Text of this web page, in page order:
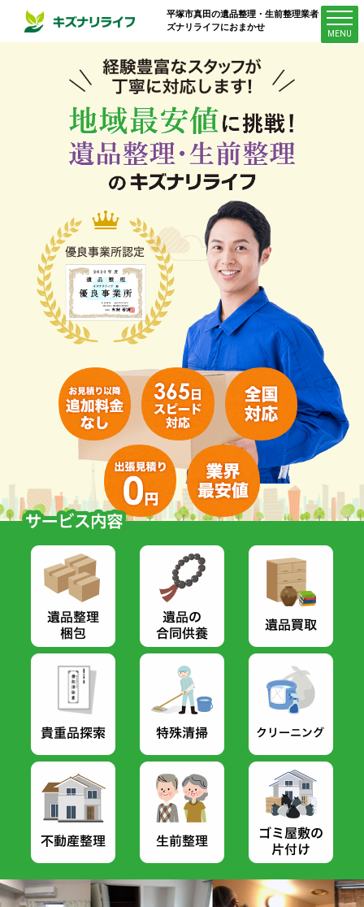
平塚市真田の遺品整理・生前整理業者はキ
ズナリライフにおまかせ